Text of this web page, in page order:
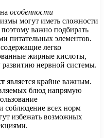
особенности
могут иметь сложности
важно подбирать
питательных элементов.
легко
жирные кислоты,
нервной системы.
является крайне важным.
блюд напрямую
соблюдение всех норм
избежать возможных